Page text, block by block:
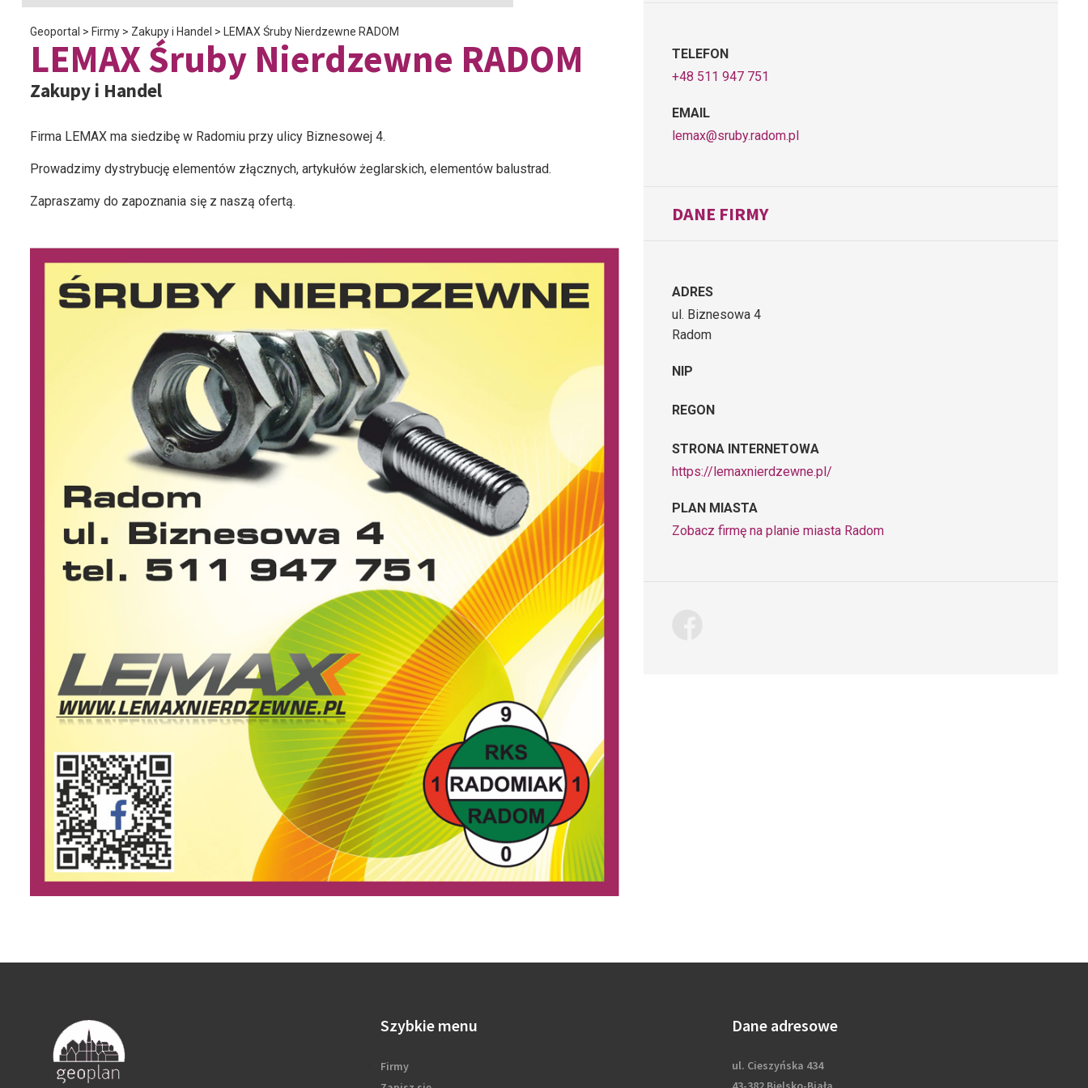
Geoportal > Firmy > Zakupy i Handel > LEMAX Śruby Nierdzewne RADOM
LEMAX Śruby Nierdzewne RADOM
Zakupy i Handel
Firma LEMAX ma siedzibę w Radomiu przy ulicy Biznesowej 4.
Prowadzimy dystrybucję elementów złącznych, artykułów żeglarskich, elementów balustrad.
Zapraszamy do zapoznania się z naszą ofertą.
TELEFON
+48 511 947 751
EMAIL
lemax@sruby.radom.pl
DANE FIRMY
ADRES
ul. Biznesowa 4
Radom
NIP
REGON
STRONA INTERNETOWA
https://lemaxnierdzewne.pl/
PLAN MIASTA
Zobacz firmę na planie miasta Radom
Szybkie menu
Firmy
Dane adresowe
ul. Cieszyńska 434